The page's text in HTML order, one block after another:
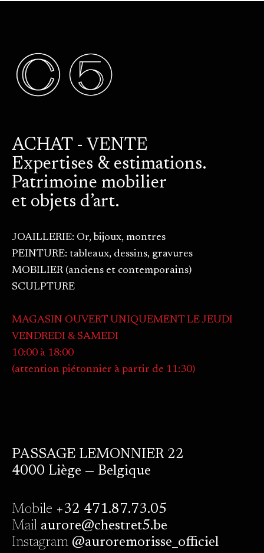
ACHAT - VENTE
Expertises & estimations.
Patrimoine mobilier
et objets d’art.
JOAILLERIE: Or, bijoux, montres
PEINTURE: tableaux, dessins, gravures
MOBILIER (anciens et contemporains)
SCULPTURE
MAGASIN OUVERT UNIQUEMENT LE JEUDI
VENDREDI & SAMEDI
10:00 à 18:00
(attention piétonnier à partir de 11:30)
PASSAGE LEMONNIER 22
4000 Liège — Belgique
Mobile +32 471.87.73.05
Mailaurore@chestret5.be
Instagram@auroremorisse_officiel